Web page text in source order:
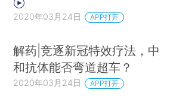
2020年03月24日 APP打开
解药|竞逐新冠特效疗法，中
和抗体能否弯道超车？
2020年03月24日 APP打开